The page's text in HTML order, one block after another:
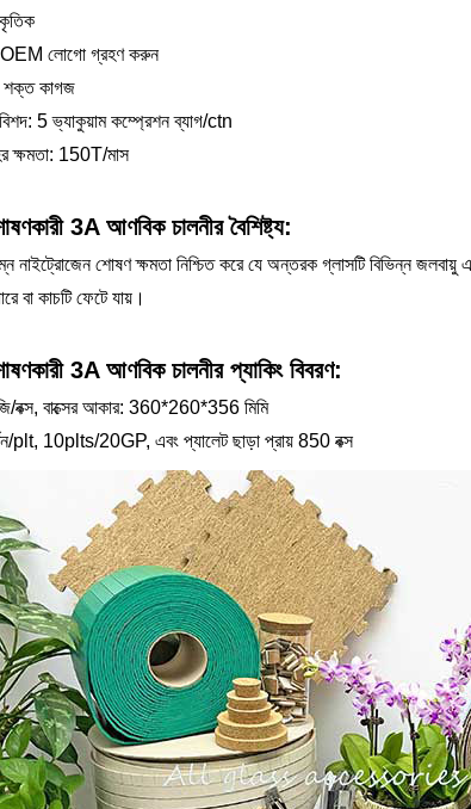
লোগো গ্রহণ করুন
শক্ত কাগজ
বিশদ: 5 ভ্যাকুয়াম কম্প্রেশন ব্যাগ/ctn
ক্ষমতা: 150T/মাস
3A আণবিক চালনীর বৈশিষ্ট্য:
নাইট্রোজেন শোষণ ক্ষমতা নিশ্চিত করে যে অন্তরক গ্লাসটি বিভিন্ন জলবায়ু
বা কাচটি ফেটে যায়।
3A আণবিক চালনীর প্যাকিং বিবরণ:
বক্স, বাক্সের আকার: 360*260*356 মিমি
plt, 10plts/20GP, এবং প্যালেট ছাড়া প্রায় 850 বক্স